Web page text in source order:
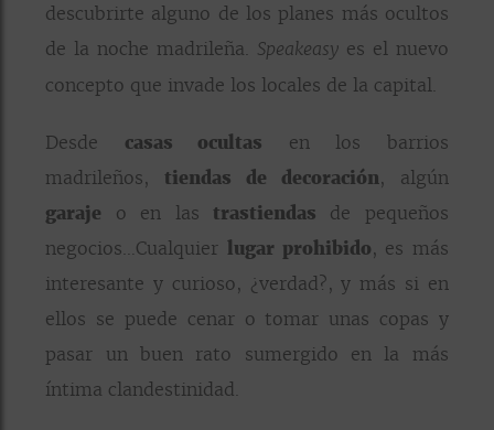
descubrirte alguno de los planes más ocultos
de la noche madrileña. Speakeasyes el nuevo
concepto que invade los locales de la capital.
Desde casas ocultas en los barrios
madrileños, tiendas de decoración, algún
garaje o en las trastiendas de pequeños
negocios…Cualquier lugar prohibido, es más
interesante y curioso, ¿verdad?, y más si en
ellos se puede cenar o tomar unas copas y
pasar un buen rato sumergido en la más
íntima clandestinidad.